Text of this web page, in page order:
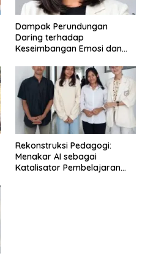
Dampak Perundungan
Daring terhadap
Keseimbangan Emosi dan
Rekonstruksi Pedagogi:
Menakar AI sebagai
Katalisator Pembelajaran